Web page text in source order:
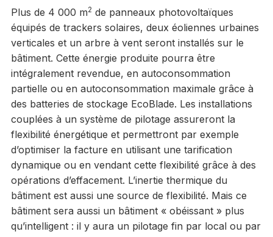
Plus de 4 000 m2 de panneaux photovoltaïques
équipés de trackers solaires, deux éoliennes urbaines
verticales et un arbre à vent seront installés sur le
bâtiment. Cette énergie produite pourra être
intégralement revendue, en autoconsommation
partielle ou en autoconsommation maximale grâce à
des batteries de stockage EcoBlade. Les installations
couplées à un système de pilotage assureront la
flexibilité énergétique et permettront par exemple
d’optimiser la facture en utilisant une tarification
dynamique ou en vendant cette flexibilité grâce à des
opérations d’effacement. L’inertie thermique du
bâtiment est aussi une source de flexibilité. Mais ce
bâtiment sera aussi un bâtiment « obéissant » plus
qu’intelligent : il y aura un pilotage fin par local ou par